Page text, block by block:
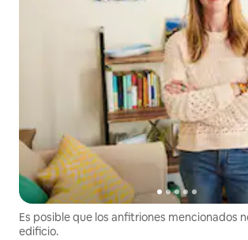
Es posible que los anfitriones mencionados
edificio.